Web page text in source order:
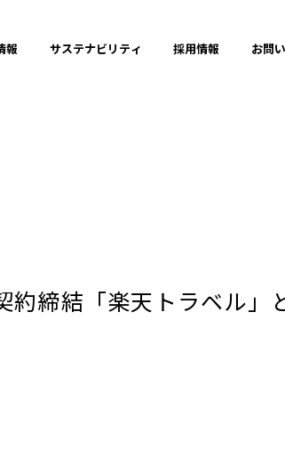
報 サステナビリティ 採用情報 お問
約締結「楽天トラベル」